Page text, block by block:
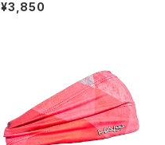
¥3,850